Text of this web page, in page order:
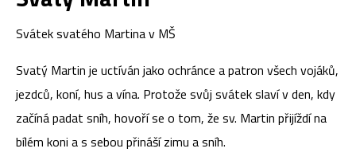
Svátek svatého Martina v MŠ
Svatý Martin je uctíván jako ochránce a patron všech vojáků,
jezdců, koní, hus a vína. Protože svůj svátek slaví v den, kdy
začíná padat sníh, hovoří se o tom, že sv. Martin přijíždí na
bílém koni a s sebou přináší zimu a sníh.